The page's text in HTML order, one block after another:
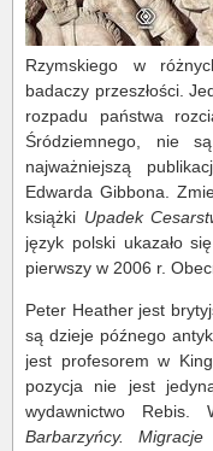
Rzymskiego w
badaczy przeszłości.
rozpadu państwa
Śródziemnego, nie
najważniejszą
Edwarda Gibbona.
książki Upadek
język polski ukazało
pierwszy w 2006 r.
Peter Heather jest
są dzieje późnego
jest profesorem w
pozycja nie jest
wydawnictwo
Barbarzyńcy.